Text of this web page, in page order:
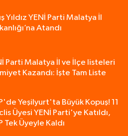
Yıldız YENİ Parti Malatya İl
Atandı
Parti Malatya İl ve İlçe listeleri
Kazandı: İşte Tam Liste
Yeşilyurt'ta Büyük Kopuş! 11
Üyesi YENİ Parti'ye Katıldı,
Tek Üyeyle Kaldı